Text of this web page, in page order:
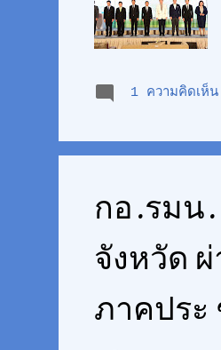
1 ความคิดเห็น
กอ.รมน.
จังหวัด
ภาคประ